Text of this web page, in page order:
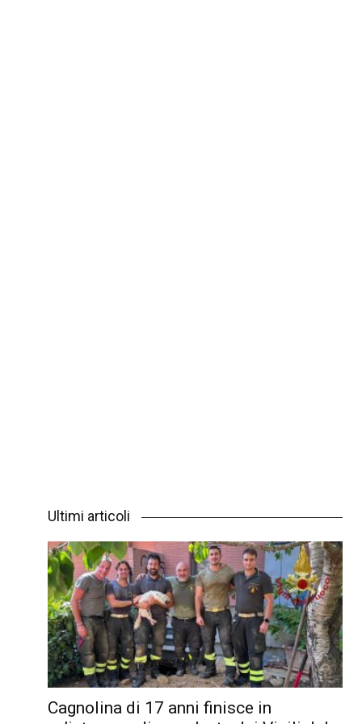
Ultimi articoli
Cagnolina di 17 anni finisce in